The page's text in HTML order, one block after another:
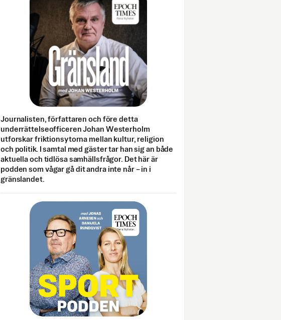
Journalisten, författaren och före detta
underrättelseofficeren Johan Westerholm
utforskar friktionsytorna mellan kultur, religion
och politik. I samtal med gäster tar han sig an både
aktuella och tidlösa samhällsfrågor. Det här är
podden som vågar gå dit andra inte når – in i
gränslandet.